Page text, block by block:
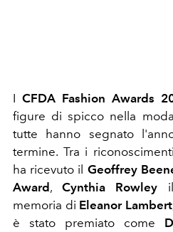
I CFDA Fashion Awards
figure di spicco nella
tutte hanno segnato
termine. Tra i
ha ricevuto il Geoffrey
Award,Cynthia Rowley
memoria di Eleanor Lambert
è stato premiato come